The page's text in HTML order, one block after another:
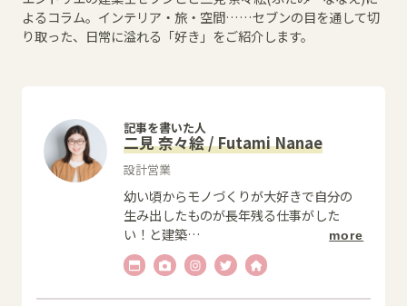
よるコラム。インテリア・旅・空間……セブンの目を通して切
り取った、日常に溢れる「好き」をご紹介します。
記事を書いた人
二見 奈々絵 / Futami Nanae
設計営業
幼い頃からモノづくりが大好きで自分の
生み出したものが長年残る仕事がした
い！と建築… more